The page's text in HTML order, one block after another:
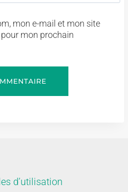
mon e-mail et mon site
mon prochain
d’utilisation